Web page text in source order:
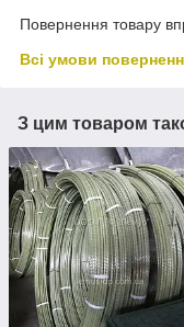
Повернення товару
Всі умови
З цим товаром